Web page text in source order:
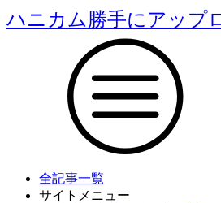
ハニカム勝手にアップ
全記事一覧
サイトメニュー